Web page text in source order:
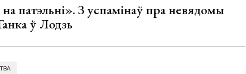
патэльні». З успамінаў пра невядомы
ў Лодзь